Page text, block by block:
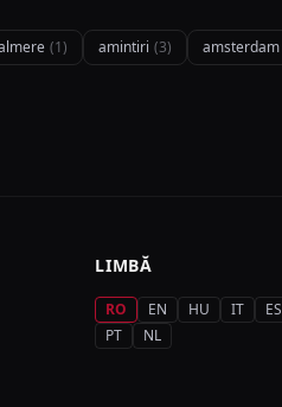
(1) amintiri (3) amsterdam
LIMBĂ
RO EN HU IT ES
PT
NL